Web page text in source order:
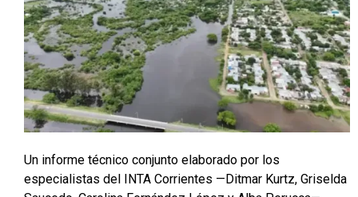
Un informe técnico conjunto elaborado por los
especialistas del INTA Corrientes —Ditmar Kurtz, Griselda